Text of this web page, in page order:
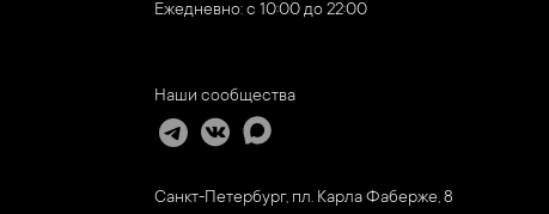
Ежедневно: с 10:00 до 22:00
Наши сообщества
Санкт-Петербург, пл. Карла Фаберже, 8